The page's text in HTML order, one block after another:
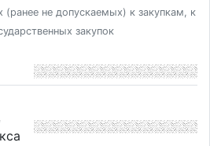
(ранее не допускаемых) к закупкам, к
закупок